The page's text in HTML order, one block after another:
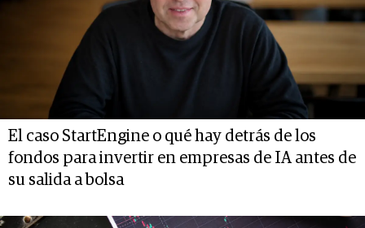
El caso StartEngine o qué hay detrás de los
fondos para invertir en empresas de IA antes de
su salida a bolsa